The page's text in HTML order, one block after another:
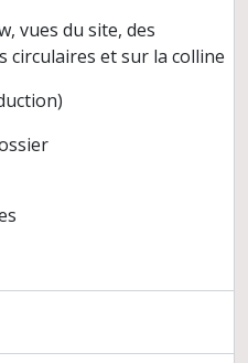
conférences
Rome and India" (Inde)
vues du site, des
circulaires et sur la colline